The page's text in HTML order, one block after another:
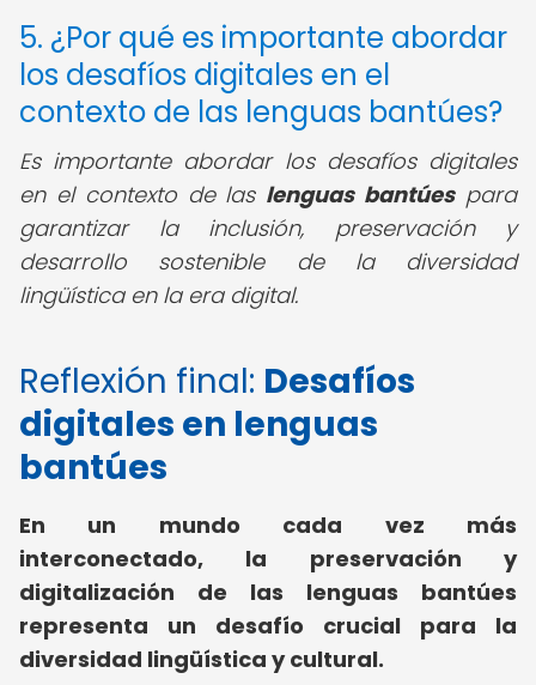
5. ¿Por qué es importante abordar
los desafíos digitales en el
contexto de las lenguas bantúes?
Es importante abordar los desafíos digitales
en el contexto de las lenguas bantúespara
garantizar la inclusión, preservación y
desarrollo sostenible de la diversidad
lingüística en la era digital.
Reflexión final: Desafíos
digitales en lenguas
bantúes
En un mundo cada vez más
interconectado, la preservación y
digitalización de las lenguas bantúes
representa un desafío crucial para la
diversidad lingüística y cultural.